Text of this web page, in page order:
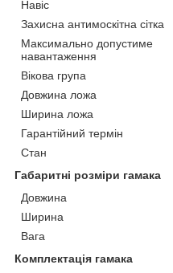
Навіс
Захисна антимоскітна сітка
Максимально допустиме
навантаження
Вікова група
Довжина ложа
Ширина ложа
Гарантійний термін
Стан
Габаритні розміри гамака
Довжина
Ширина
Вага
Комплектація гамака